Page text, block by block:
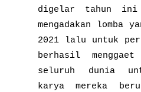
digelar tahun ini
mengadakan lomba
2021 lalu untuk
berhasil
seluruh dunia
karya mereka